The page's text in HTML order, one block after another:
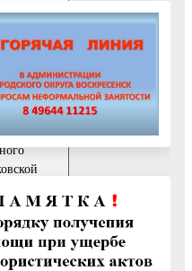
за счет
лиц,
за